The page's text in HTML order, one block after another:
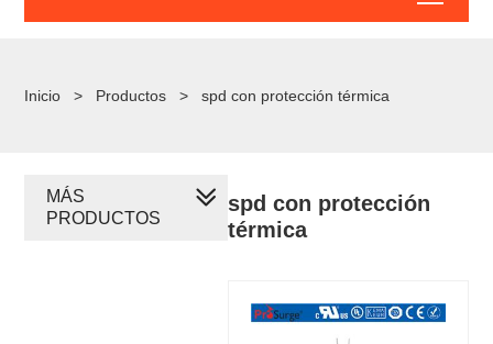
Inicio > Productos > spd con protección térmica
spd con protección
térmica
MÁS
PRODUCTOS